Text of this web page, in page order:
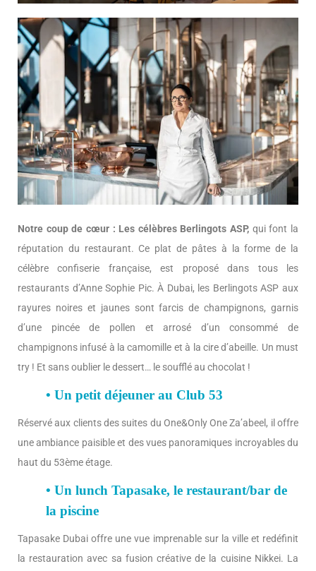
Notre coup de cœur : Les célèbres Berlingots ASP, qui font la
réputation du restaurant. Ce plat de pâtes à la forme de la
célèbre confiserie française, est proposé dans tous les
restaurants d’Anne Sophie Pic. À Dubai, les Berlingots ASP aux
rayures noires et jaunes sont farcis de champignons, garnis
d’une pincée de pollen et arrosé d’un consommé de
champignons infusé à la camomille et à la cire d’abeille. Un must
try ! Et sans oublier le dessert… le soufflé au chocolat !
• Un petit déjeuner au Club 53
Réservé aux clients des suites du One&Only One Za’abeel, il offre
une ambiance paisible et des vues panoramiques incroyables du
haut du 53ème étage.
• Un lunch Tapasake, le restaurant/bar de
la piscine
Tapasake Dubai offre une vue imprenable sur la ville et redéfinit
la restauration avec sa fusion créative de la cuisine Nikkei. La